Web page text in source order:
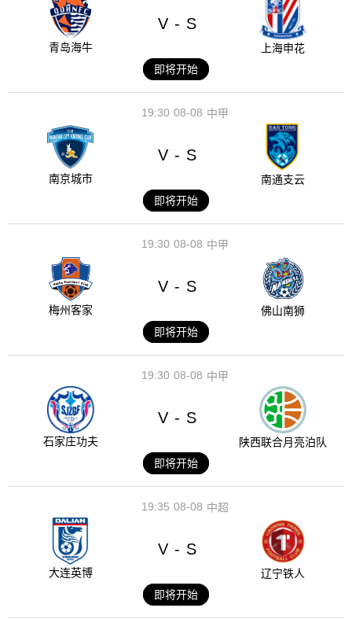
青岛海牛
V - S
上海申花
即将开始
08-08
19:30 中甲
南京城市
V - S
南通支云
即将开始
08-08
19:30 中甲
梅州客家
V - S
佛山南狮
即将开始
08-08
19:30 中甲
石家庄功夫
V - S
陕西联合月亮泊队
即将开始
08-08
19:35 中超
大连英博
V - S
辽宁铁人
即将开始